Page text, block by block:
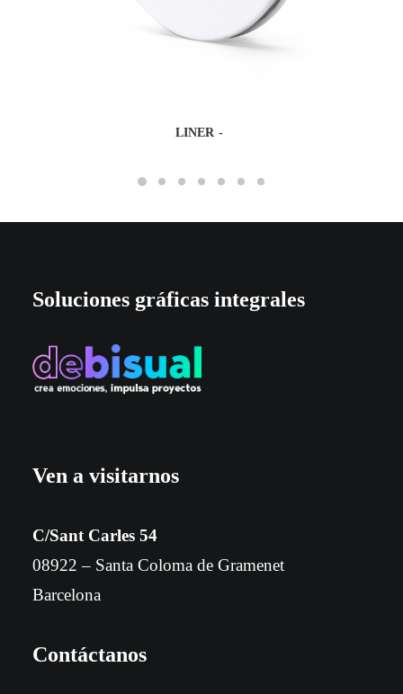
LINER
Soluciones gráficas integrales
Ven a visitarnos
C/Sant Carles 54
08922 – Santa Coloma de Gramenet
Barcelona
Contáctanos